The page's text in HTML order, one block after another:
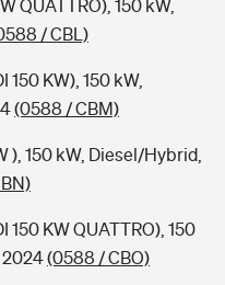
QUATTRO), 150 kW,
/ CBL)
150 KW), 150 kW,
(0588 / CBM)
), 150 kW, Diesel/Hybrid,
150 KW QUATTRO), 150
2024(0588 / CBO)